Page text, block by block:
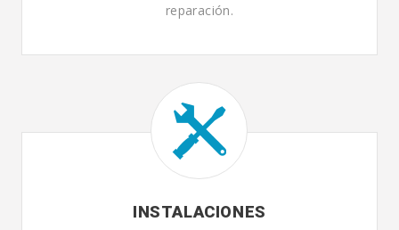
reparación.
INSTALACIONES